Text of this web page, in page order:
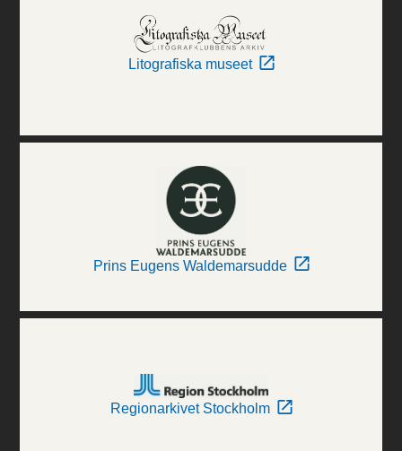
Litografiska museet
Prins Eugens Waldemarsudde
Regionarkivet Stockholm